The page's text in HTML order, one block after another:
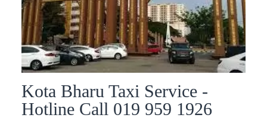
Kota Bharu Taxi Service -
Hotline Call 019 959 1926